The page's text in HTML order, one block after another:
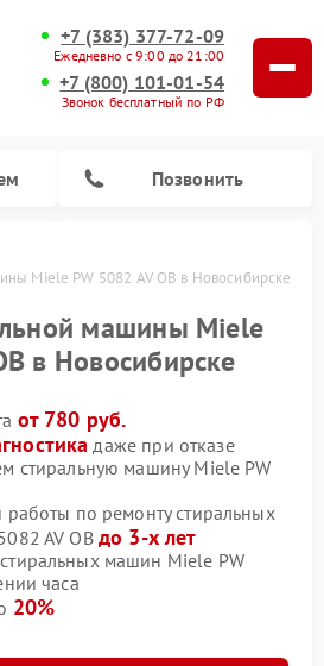
+7 (383) 377-72-09
Ежедневно с 9:00 до 21:00
+7 (800) 101-01-54
Звонок бесплатный по РФ
Позвонить
Miele PW 5082 AV OB в Новосибирске
машины Miele
в Новосибирске
от 780 руб.
даже при отказе
стиральную машину Miele PW
работы по ремонту стиральных
AV OB до 3-х лет
машин Miele PW
часа
20%